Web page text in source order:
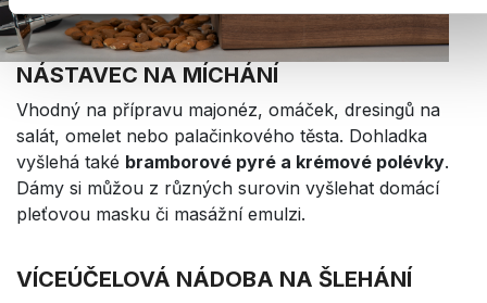
NÁSTAVEC NA MÍCHÁNÍ
Vhodný na přípravu majonéz, omáček, dresingů na
salát, omelet nebo palačinkového těsta. Dohladka
vyšlehá také bramborové pyré a krémové polévky.
Dámy si můžou z různých surovin vyšlehat domácí
pleťovou masku či masážní emulzi.
VÍCEÚČELOVÁ NÁDOBA NA ŠLEHÁNÍ